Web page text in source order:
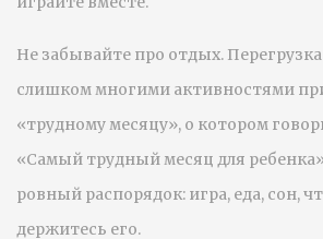
Не забывайте про отдых.
слишком многими активностями
«трудному месяцу», о котором
«Самый трудный месяц для
ровный распорядок: игра, еда, сон,
держитесь его.